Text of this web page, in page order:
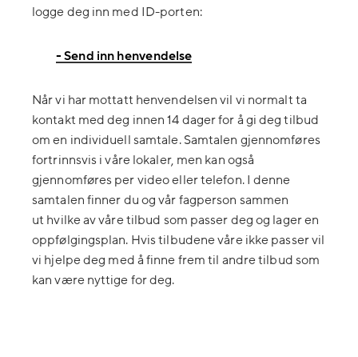
logge deg inn med ID-porten:
- Send inn henvendelse
Når vi har mottatt henvendelsen vil vi normalt ta
kontakt med deg innen 14 dager for å gi deg tilbud
om en individuell samtale. Samtalen gjennomføres
fortrinnsvis i våre lokaler, men kan også
gjennomføres per video eller telefon. I denne
samtalen finner du og vår fagperson sammen
ut hvilke av våre tilbud som passer deg og lager en
oppfølgingsplan. Hvis tilbudene våre ikke passer vil
vi hjelpe deg med å finne frem til andre tilbud som
kan være nyttige for deg.